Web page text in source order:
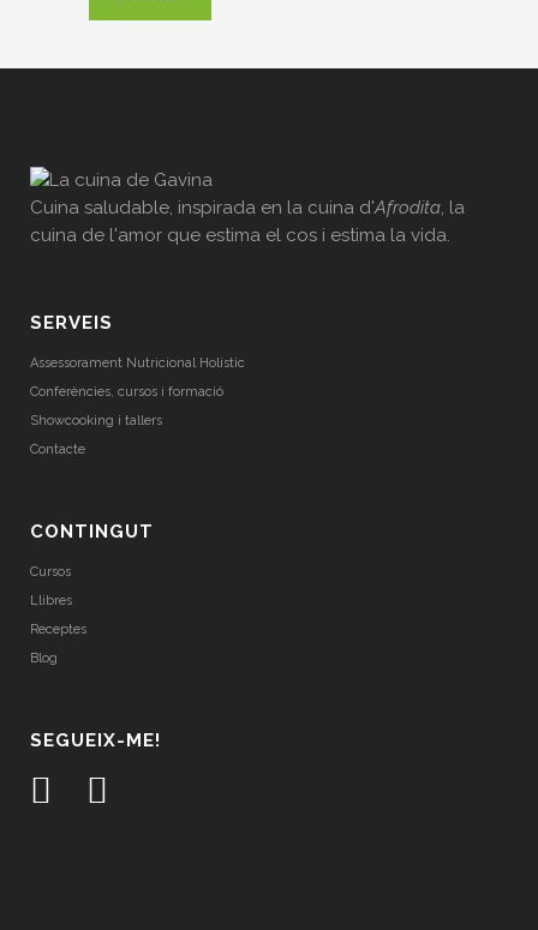
Cuina saludable, inspirada en la cuina d'Afrodita, la
cuina de l'amor que estima el cos i estima la vida.
SERVEIS
Assessorament Nutricional Holístic
Conferències, cursos i formació
Showcooking i tallers
Contacte
CONTINGUT
Cursos
Llibres
Receptes
Blog
SEGUEIX-ME!